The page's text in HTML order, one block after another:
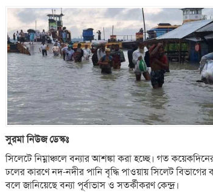
সুরমা নিউজ ডেস্কঃ
সিলেটে নিম্নাঞ্চলে বন্যার আশঙ্কা করা হচ্ছে। গত
ঢলের কারণে নদ-নদীর পানি বৃদ্ধি পাওয়ায় সিলেট বিভাগের
বলে জানিয়েছে বন্যা পূর্বাভাস ও সতর্কীকরণ কেন্দ্র।